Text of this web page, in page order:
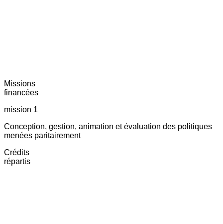
Missions
financées
mission 1
Conception, gestion, animation et évaluation des politiques
menées paritairement
Crédits
répartis